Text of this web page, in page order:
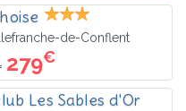
de-Conflent
279€
Les Sables d'Or